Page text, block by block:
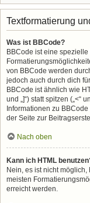
Textformatierung
Was ist BBCode?
BBCode ist eine
von BBCode werden
jedoch auch durch dich
BBCode ist ähnlich wie
und „]“) statt spitzen („<“
Informationen zu
der Seite zur
Nach oben
Kann ich HTML
Nein, es ist nicht
meisten
erreicht werden.